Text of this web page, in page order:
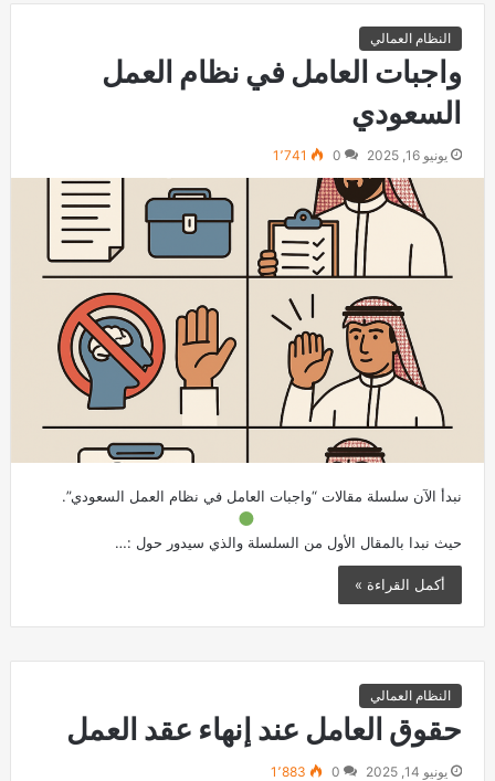
النظام العمالي
واجبات العامل في نظام العمل
السعودي
يونيو 16, 2025 0 1٬741
نبدأ الآن سلسلة مقالات “واجبات العامل في نظام العمل السعودي”.
حيث نبدا بالمقال الأول من السلسلة والذي سيدور حول :…
أكمل القراءة »
النظام العمالي
حقوق العامل عند إنهاء عقد العمل
يونيو 14, 2025 0 1٬883